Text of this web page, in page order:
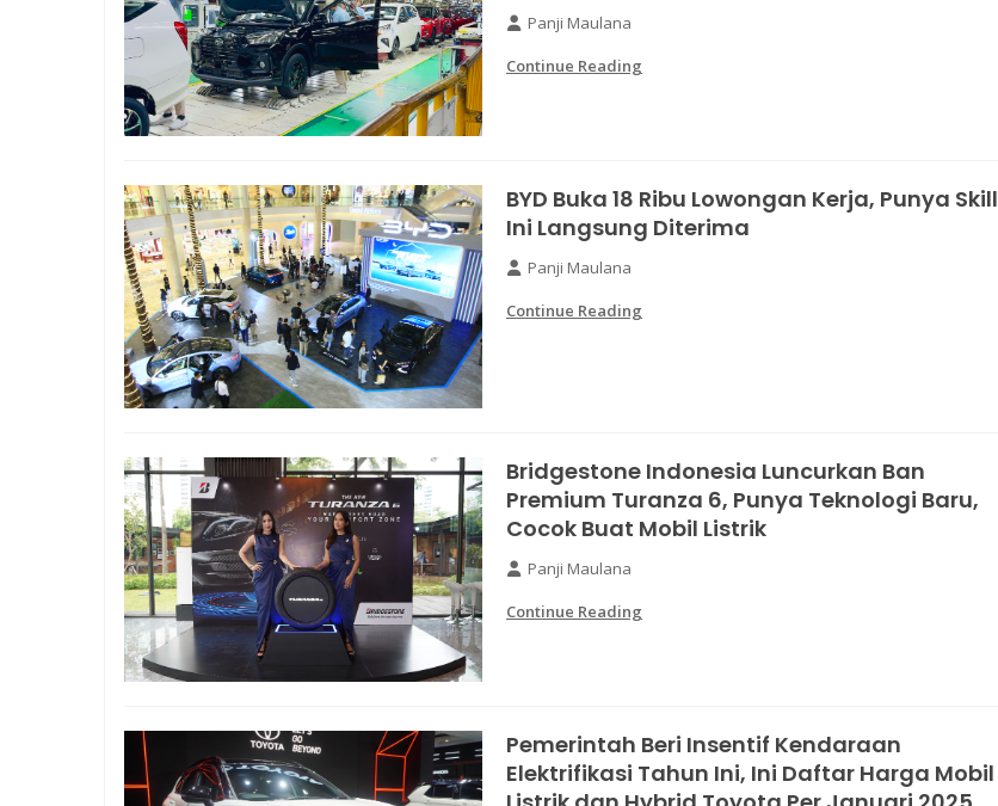
Panji Maulana
Continue Reading
BYD Buka 18 Ribu Lowongan Kerja, Punya Skill
Ini Langsung Diterima
Panji Maulana
Continue Reading
Bridgestone Indonesia Luncurkan Ban
Premium Turanza 6, Punya Teknologi Baru,
Cocok Buat Mobil Listrik
Panji Maulana
Continue Reading
Pemerintah Beri Insentif Kendaraan
Elektrifikasi Tahun Ini, Ini Daftar Harga Mobil